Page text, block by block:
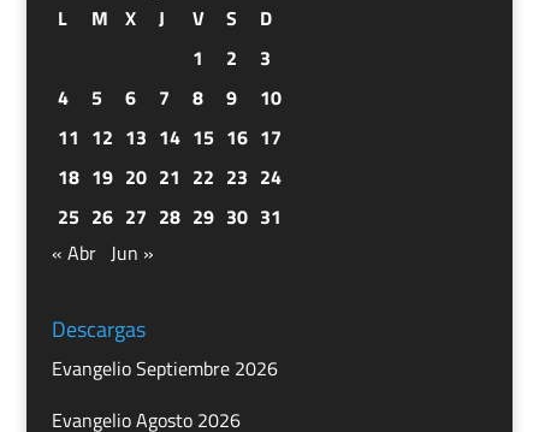
L M X J V S
D
1
2
3
4
5 6 7 8 9
10
11 12 13 14 15 16 17
18 19 20 21 22 23 24
25 26 27 28 29 30 31
« Abr Jun »
Descargas
Evangelio Septiembre 2026
Evangelio Agosto 2026